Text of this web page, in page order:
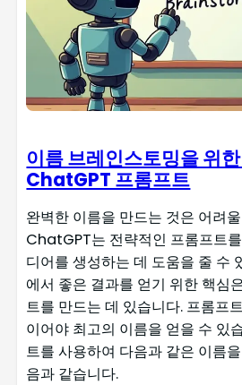
이름 브레인스토밍을 위
ChatGPT 프롬프트
완벽한 이름을 만드는 것은 어려
ChatGPT는 전략적인 프롬프트
디어를 생성하는 데 도움을 줄 수
에서 좋은 결과를 얻기 위한 핵심
트를 만드는 데 있습니다. 프롬프
이어야 최고의 이름을 얻을 수 있
트를 사용하여 다음과 같은 이름
음과 같습니다.